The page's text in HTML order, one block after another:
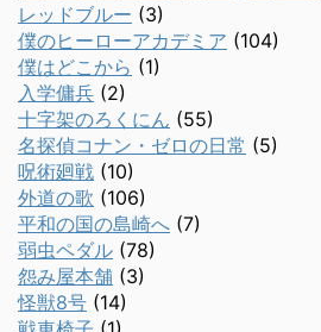
レッドブルー (3)
僕のヒーローアカデミア (104)
僕はどこから (1)
入学傭兵 (2)
十字架のろくにん (55)
名探偵コナン・ゼロの日常 (5)
呪術廻戦 (10)
外道の歌 (106)
平和の国の島崎へ (7)
弱虫ペダル (78)
怨み屋本舗 (3)
怪獣8号 (14)